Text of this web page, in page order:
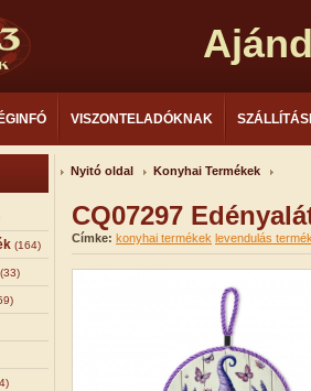
VISZONTELADÓKNAK
(164)
(33)
Nyitó oldal Konyhai Termékek
CQ07297
Címke: konyhai termékek levendulás